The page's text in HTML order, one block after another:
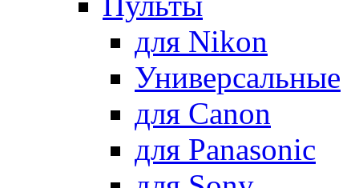
для Nikon
Универсальные
для Canon
для Panasonic